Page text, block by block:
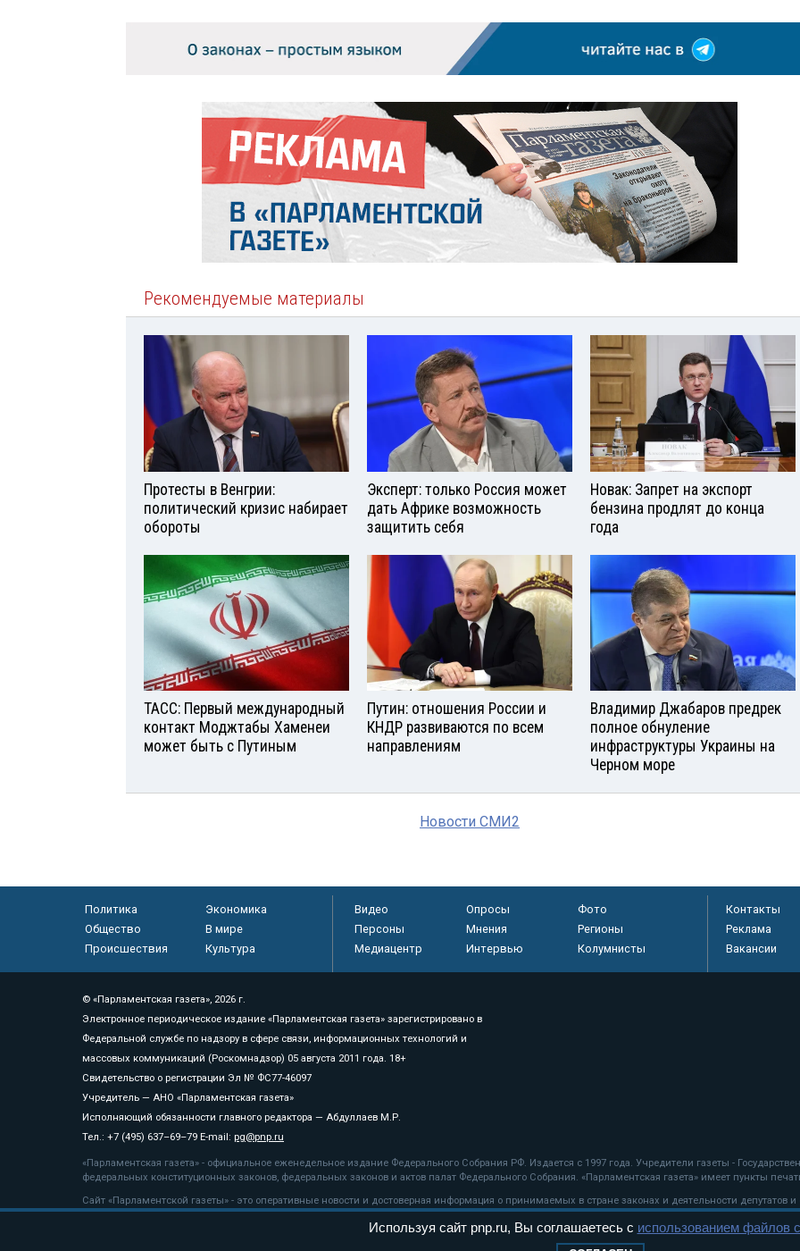
Рекомендуемые материалы
Протесты в Венгрии:
политический кризис набирает
обороты
Эксперт: только Россия может
дать Африке возможность
защитить себя
Новак: Запрет на экспорт
бензина продлят до конца
года
ТАСС: Первый международный
контакт Моджтабы Хаменеи
может быть с Путиным
Путин: отношения России и
КНДР развиваются по всем
направлениям
Владимир Джабаров предрек
полное обнуление
инфраструктуры Украины на
Черном море
Новости СМИ2
Политика
Экономика
Общество
В мире
Происшествия
Культура
Видео Опросы
Фото
Персоны
Мнения
Регионы
Медиацентр
Интервью Колумнисты
Контакты
Реклама
Вакансии
© «Парламентская газета», 2026 г.
Электронное периодическое издание «Парламентская газета» зарегистрировано в
Федеральной службе по надзору в сфере связи, информационных технологий и
массовых коммуникаций (Роскомнадзор) 05 августа 2011 года. 18+
Свидетельство о регистрации Эл № ФС77-46097
Учредитель — АНО «Парламентская газета»
Исполняющий обязанности главного редактора — Абдуллаев М.Р.
Тел.: +7 (495) 637–69–79 E-mail: pg@pnp.ru
«Парламентская газета» - официальное еженедельное издание Федерального Собрания РФ. Издается с 1997 года. Учредители газеты -
федеральных конституционных законов, федеральных законов и актов палат Федерального Собрания. «Парламентская газета» имеет пункты
Сайт «Парламентской газеты» - это оперативные новости и достоверная информация о принимаемых в стране законах и деятельности депутатов
«Парламентской газеты» активная ссылка на pnp.ru обязательна.
рекомендательные технологии
Используя сайт pnp.ru, Вы соглашаетесь с использованием файлов